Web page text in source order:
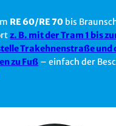
RE 60/RE 70 bis
z. B. mit der Tram 1 bis
Trakehnenstraße und
zu Fuß – einfach der